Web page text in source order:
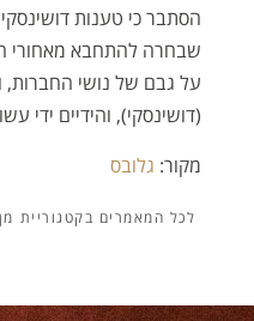
הסתבר כי טענות
שבחרה להתחבא מאחורי
על גבם של נושי החברות,
(דושינסקי), והידיים ידי
מקור: גלובס